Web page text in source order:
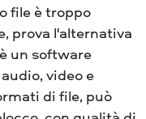
file è troppo
prova l'alternativa
un software
video e
di file, può